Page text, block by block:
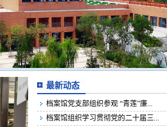
最新动态
档案馆党支部组织参观 “青莲”廉...
档案馆组织学习贯彻党的二十届三...